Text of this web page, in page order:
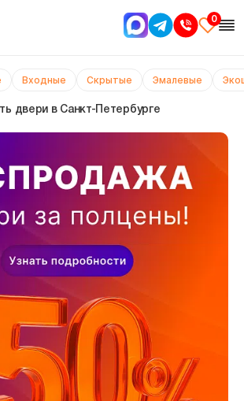
0
Входные Скрытые Эмалевые
двери в Cанкт-Петербурге